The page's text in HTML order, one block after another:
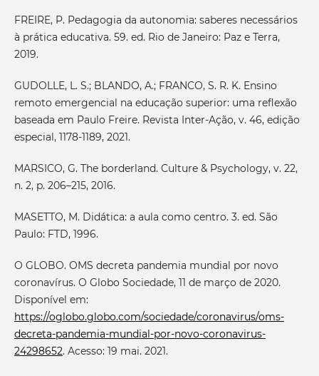
FREIRE, P. Pedagogia da autonomia: saberes necessários
à prática educativa. 59. ed. Rio de Janeiro: Paz e Terra,
2019.
GUDOLLE, L. S.; BLANDO, A.; FRANCO, S. R. K. Ensino
remoto emergencial na educação superior: uma reflexão
baseada em Paulo Freire. Revista Inter-Ação, v. 46, edição
especial, 1178-1189, 2021.
MARSICO, G. The borderland. Culture & Psychology, v. 22,
n. 2, p. 206–215, 2016.
MASETTO, M. Didática: a aula como centro. 3. ed. São
Paulo: FTD, 1996.
O GLOBO. OMS decreta pandemia mundial por novo
coronavírus. O Globo Sociedade, 11 de março de 2020.
Disponível em:
https://oglobo.globo.com/sociedade/coronavirus/oms-
decreta-pandemia-mundial-por-novo-coronavirus-
24298652. Acesso: 19 mai. 2021.